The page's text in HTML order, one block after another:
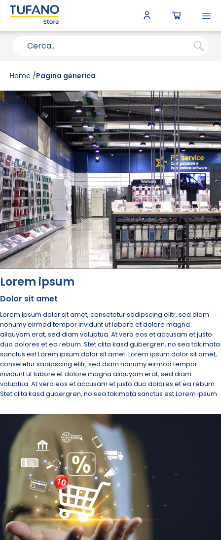
Home Pagina generica
Lorem ipsum
Dolor sit amet
Lorem ipsum dolor sit amet, consetetur sadipscing elitr, sed diam
nonumy eirmod tempor invidunt ut labore et dolore magna
aliquyam erat, sed diam voluptua. At vero eos et accusam et justo
duo dolores et ea rebum. Stet clita kasd gubergren, no sea takimata
sanctus est Lorem ipsum dolor sit amet. Lorem ipsum dolor sit amet,
consetetur sadipscing elitr, sed diam nonumy eirmod tempor
invidunt ut labore et dolore magna aliquyam erat, sed diam
voluptua. At vero eos et accusam et justo duo dolores et ea rebum.
Stet clita kasd gubergren, no sea takimata sanctus est Lorem ipsum